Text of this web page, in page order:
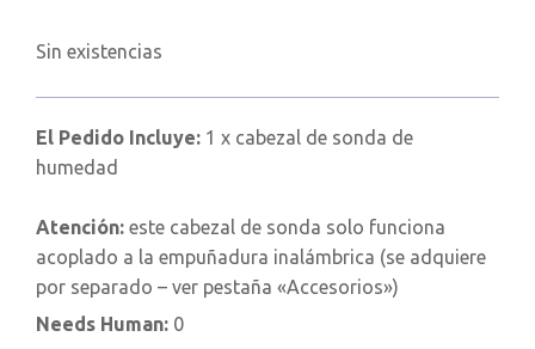
Sin existencias
El Pedido Incluye: 1 x cabezal de sonda de
humedad
Atención: este cabezal de sonda solo funciona
acoplado a la empuñadura inalámbrica (se adquiere
por separado – ver pestaña «Accesorios»)
Needs Human: 0